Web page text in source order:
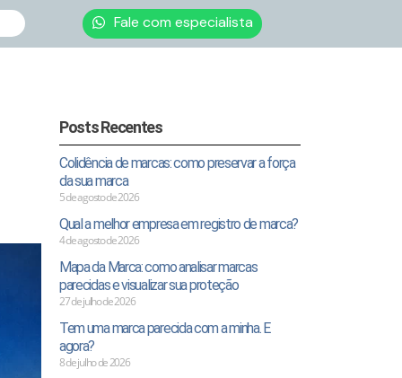
Fale com especialista
Posts Recentes
Colidência de marcas: como preservar a força
da sua marca
5 de agosto de 2026
Qual a melhor empresa em registro de marca?
4 de agosto de 2026
Mapa da Marca: como analisar marcas
parecidas e visualizar sua proteção
27 de julho de 2026
Tem uma marca parecida com a minha. E
agora?
8 de julho de 2026